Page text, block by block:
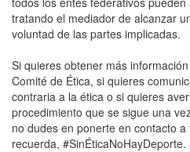
tratando el mediador de alcanzar
voluntad de las partes implicadas.
Si quieres obtener más
Comité de Ética, si quieres
contraria a la ética o si quieres
procedimiento que se sigue una
no dudes en ponerte en contacto
recuerda, #SinÉticaNoHayDeporte.